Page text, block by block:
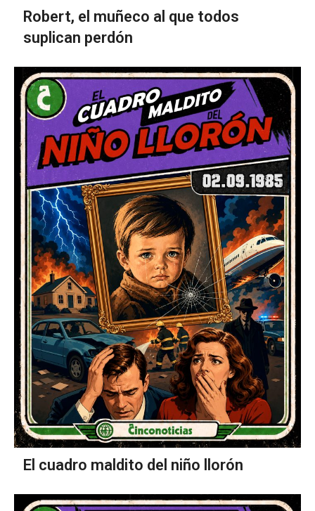
Robert, el muñeco al que todos
suplican perdón
El cuadro maldito del niño llorón